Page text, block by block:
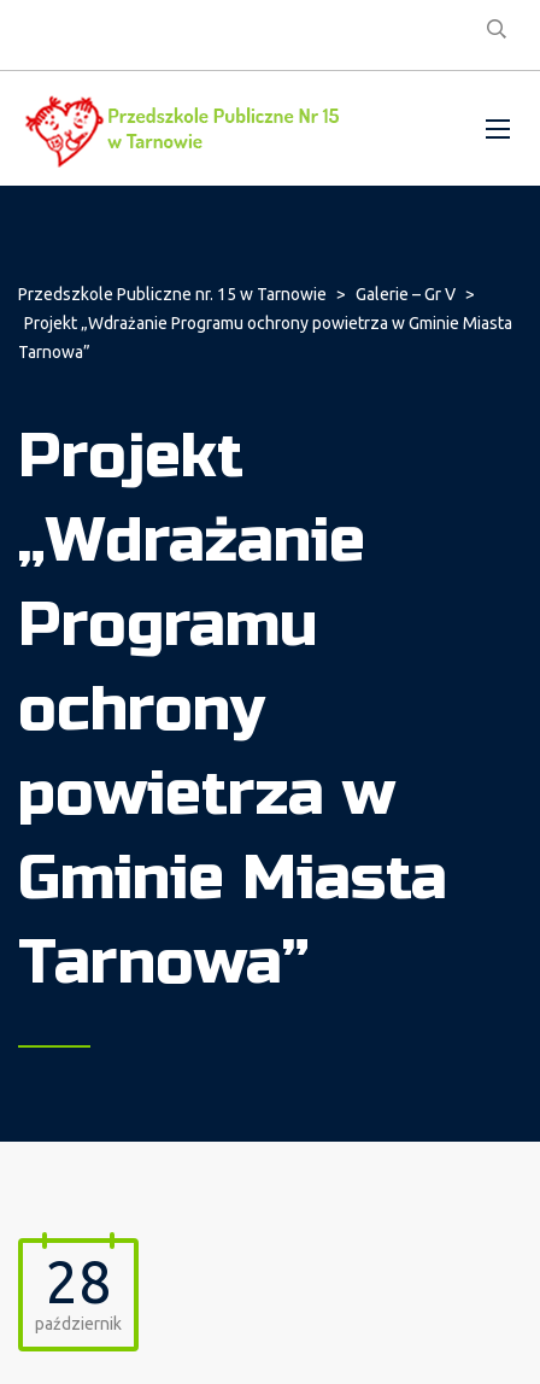
Przedszkole Publiczne nr. 15 w Tarnowie > Galerie – Gr V >
Projekt „Wdrażanie Programu ochrony powietrza w Gminie Miasta
Tarnowa”
Projekt
„Wdrażanie
Programu
ochrony
powietrza w
Gminie Miasta
Tarnowa”
28
październik